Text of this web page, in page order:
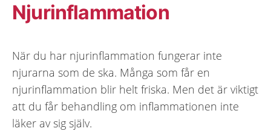
Njurinflammation
När du har njurinflammation fungerar inte
njurarna som de ska. Många som får en
njurinflammation blir helt friska. Men det är viktigt
att du får behandling om inflammationen inte
läker av sig själv.